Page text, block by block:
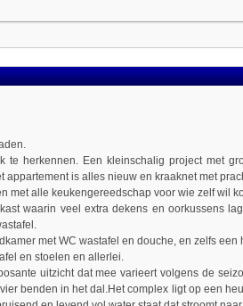
te herkennen. Een kleinschalig project met
is alles nieuw en kraaknet met
met alle keukengereedschap voor wie zelf wil
waarin veel extra dekens en oorkussens
met WC wastafel en douche, en zelfs een
en stoelen en allerlei.
uitzicht dat mee varieert volgens de
benden in het dal.Het complex ligt op een